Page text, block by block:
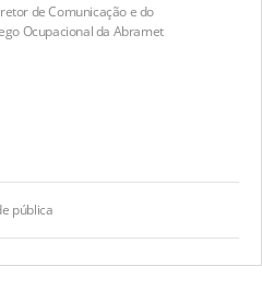
de Comunicação e do
Ocupacional da Abramet
pública